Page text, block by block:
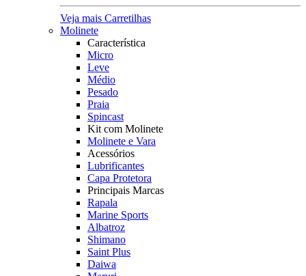
Veja mais Carretilhas
Molinete
Característica
Micro
Leve
Médio
Pesado
Praia
Spincast
Kit com Molinete
Molinete e Vara
Acessórios
Lubrificantes
Capa Protetora
Principais Marcas
Rapala
Marine Sports
Albatroz
Shimano
Saint Plus
Daiwa